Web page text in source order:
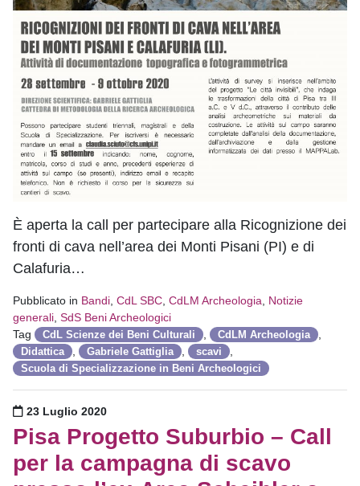
È aperta la call per partecipare alla Ricognizione dei
fronti di cava nell’area dei Monti Pisani (PI) e di
Calafuria…
Pubblicato in Bandi CdL SBC CdLM Archeologia
Notizie
generali SdS Beni Archeologici
Tag
CdL Scienze dei Beni Culturali CdLM Archeologia
Didattica Gabriele Gattiglia scavi
Scuola di Specializzazione in Beni Archeologici
Pubblicato il
23 Luglio 2020
Pisa Progetto Suburbio – Call
per la campagna di scavo